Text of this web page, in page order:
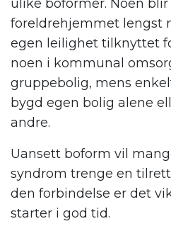
ulike boformer. Noen
foreldrehjemmet lengst
egen leilighet tilknyttet
noen i kommunal
gruppebolig, mens
bygd egen bolig alene
andre.
Uansett boform vil
syndrom trenge en
den forbindelse er det
starter i god tid.